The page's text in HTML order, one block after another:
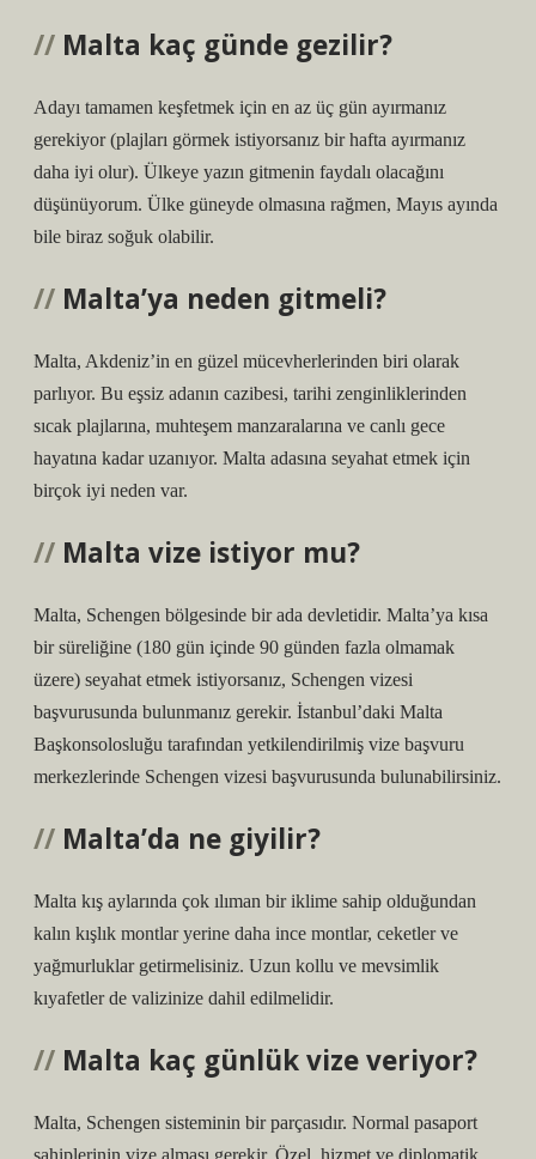
Malta kaç günde gezilir?
Adayı tamamen keşfetmek için en az üç gün ayırmanız
gerekiyor (plajları görmek istiyorsanız bir hafta ayırmanız
daha iyi olur). Ülkeye yazın gitmenin faydalı olacağını
düşünüyorum. Ülke güneyde olmasına rağmen, Mayıs ayında
bile biraz soğuk olabilir.
Malta’ya neden gitmeli?
Malta, Akdeniz’in en güzel mücevherlerinden biri olarak
parlıyor. Bu eşsiz adanın cazibesi, tarihi zenginliklerinden
sıcak plajlarına, muhteşem manzaralarına ve canlı gece
hayatına kadar uzanıyor. Malta adasına seyahat etmek için
birçok iyi neden var.
Malta vize istiyor mu?
Malta, Schengen bölgesinde bir ada devletidir. Malta’ya kısa
bir süreliğine (180 gün içinde 90 günden fazla olmamak
üzere) seyahat etmek istiyorsanız, Schengen vizesi
başvurusunda bulunmanız gerekir. İstanbul’daki Malta
Başkonsolosluğu tarafından yetkilendirilmiş vize başvuru
merkezlerinde Schengen vizesi başvurusunda bulunabilirsiniz.
Malta’da ne giyilir?
Malta kış aylarında çok ılıman bir iklime sahip olduğundan
kalın kışlık montlar yerine daha ince montlar, ceketler ve
yağmurluklar getirmelisiniz. Uzun kollu ve mevsimlik
kıyafetler de valizinize dahil edilmelidir.
Malta kaç günlük vize veriyor?
Malta, Schengen sisteminin bir parçasıdır. Normal pasaport
sahiplerinin vize alması gerekir. Özel, hizmet ve diplomatik